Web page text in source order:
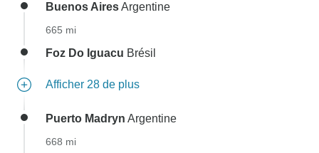
Buenos AiresArgentine
665 mi
Foz Do Iguacu Brésil
Afficher 28 de plus
Puerto Madryn Argentine
668 mi